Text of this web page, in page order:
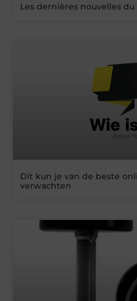
Les dernières nouvelles
Dit kun je van de beste
verwachten